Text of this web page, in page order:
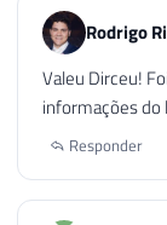
Rodrigo
Valeu Dirceu!
informações do
Responder